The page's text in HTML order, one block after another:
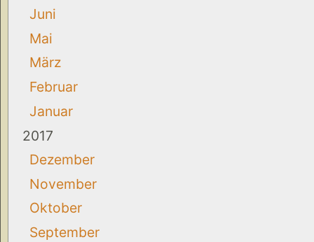
Juni
Mai
März
Februar
Januar
2017
Dezember
November
Oktober
September